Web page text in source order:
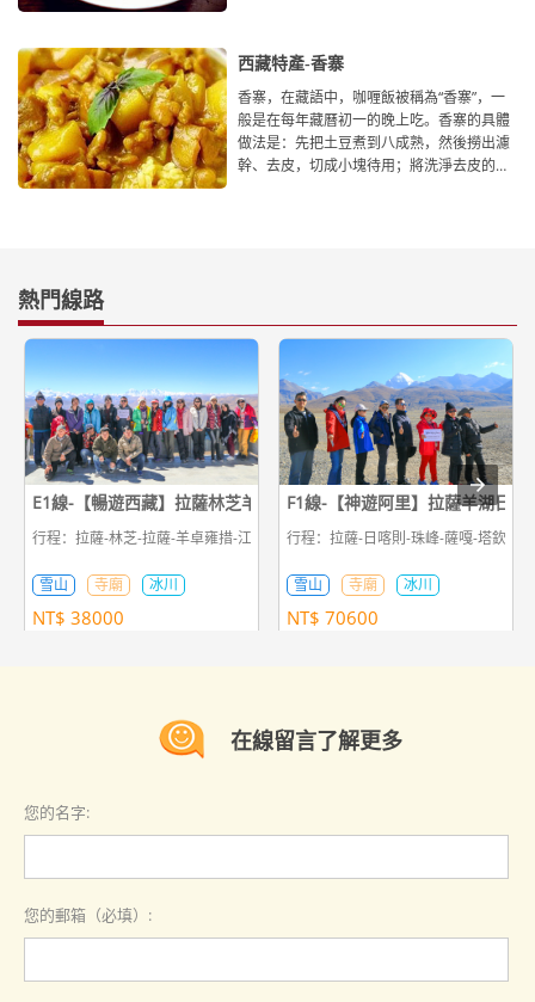
西藏特產-香寨
香寨，在藏語中，咖喱飯被稱為“香寨”，一
般是在每年藏曆初一的晚上吃。香寨的具體
做法是：先把土豆煮到八成熟，然後撈出濾
幹、去皮，切成小塊待用；將洗淨去皮的蔥
熱門線路
E1線-【暢遊西藏】拉薩林芝羊湖日喀則珠峰11日遊
行程：拉薩-林芝-拉薩-羊卓雍措-江孜-日喀則-定日-珠峰大本營-定日-日喀則-拉
雪山 寺廟 冰川
NT$ 38000
F1線-【神遊阿里】拉薩羊湖日
行程：拉薩-日喀則-珠峰-薩嘎-塔欽轉
雪山 寺廟 冰川
NT$ 70600
在線留言了解更多
您的名字:
您的郵箱（必填）: